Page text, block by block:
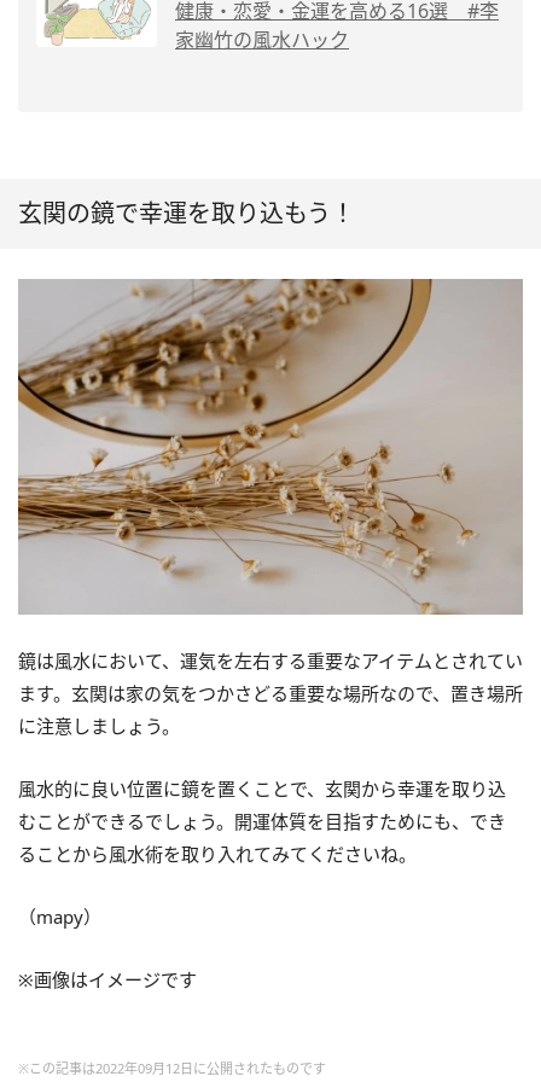
健康・恋愛・金運を高める16選 #李
家幽竹の風水ハック
玄関の鏡で幸運を取り込もう！
鏡は風水において、運気を左右する重要なアイテムとされてい
ます。玄関は家の気をつかさどる重要な場所なので、置き場所
に注意しましょう。
風水的に良い位置に鏡を置くことで、玄関から幸運を取り込
むことができるでしょう。開運体質を目指すためにも、でき
ることから風水術を取り入れてみてくださいね。
（mapy）
※画像はイメージです
※この記事は2022年09月12日に公開されたものです